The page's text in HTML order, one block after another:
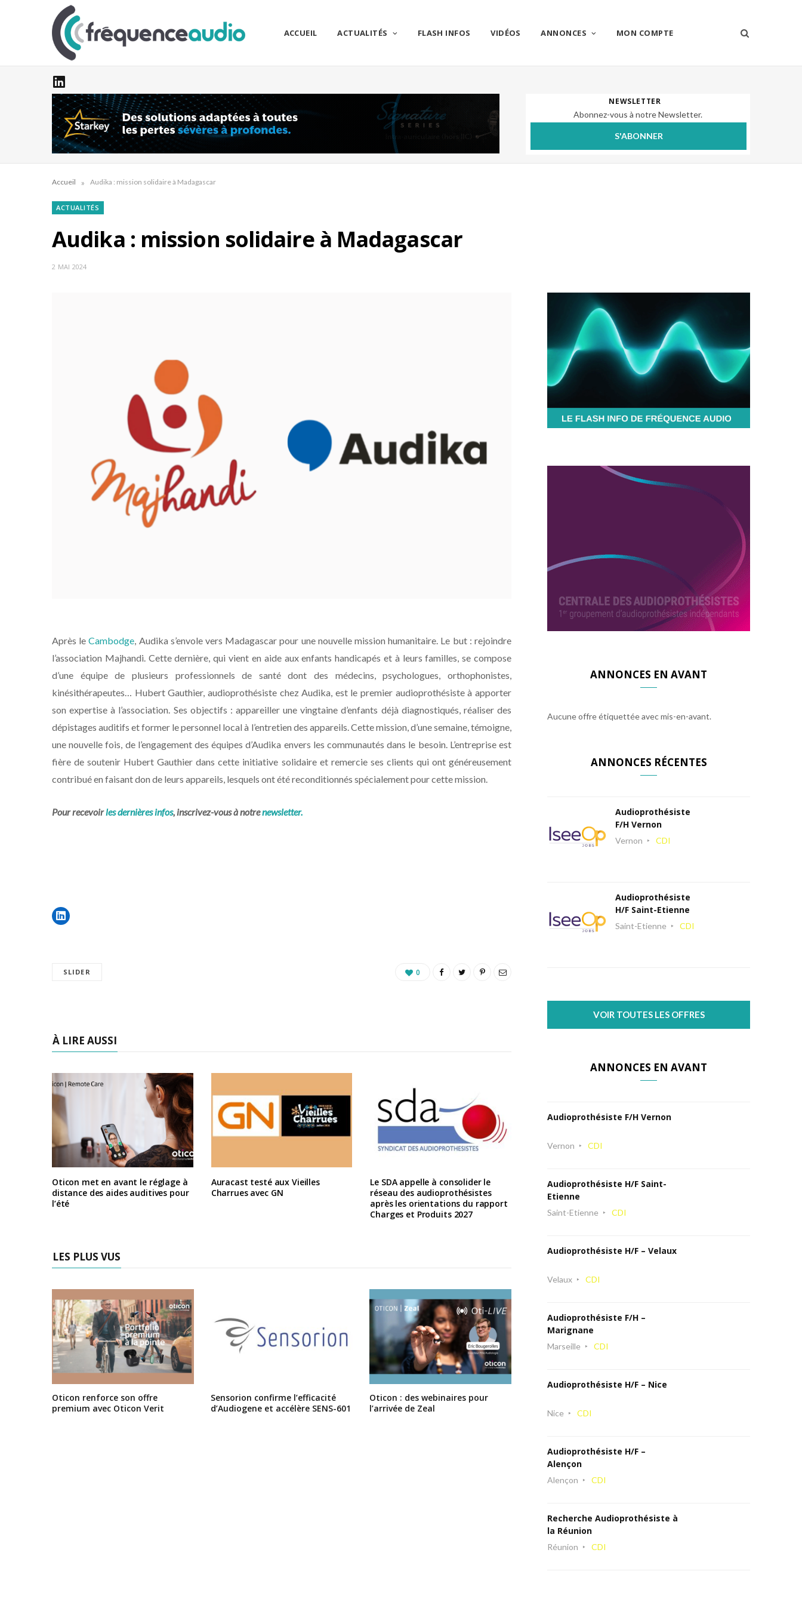
ACCUEIL ACTUALITÉS FLASH INFOS VIDÉOS ANNONCES MON COMPTE
NEWSLETTER
Abonnez-vous à notre Newsletter.
S'ABONNER
Accueil » Audika : mission solidaire à Madagascar
ACTUALITÉS
Audika : mission solidaire à Madagascar
2 MAI 2024
Après leCambodge, Audika s’envole vers Madagascar pour une nouvelle mission humanitaire. Le but : rejoindre
l’association Majhandi. Cette dernière, qui vient en aide aux enfants handicapés et à leurs familles, se compose
d’une équipe de plusieurs professionnels de santé dont des médecins, psychologues, orthophonistes,
kinésithérapeutes… Hubert Gauthier, audioprothésiste chez Audika, est le premier audioprothésiste à apporter
son expertise à l’association. Ses objectifs : appareiller une vingtaine d’enfants déjà diagnostiqués, réaliser des
dépistages auditifs et former le personnel local à l’entretien des appareils. Cette mission, d’une semaine, témoigne,
une nouvelle fois, de l’engagement des équipes d’Audika envers les communautés dans le besoin. L’entreprise est
fière de soutenir Hubert Gauthier dans cette initiative solidaire et remercie ses clients qui ont généreusement
contribué en faisant don de leurs appareils, lesquels ont été reconditionnés spécialement pour cette mission.
Pour recevoirles dernières infos, inscrivez-vous à notrenewsletter.
SLIDER 0
À LIRE AUSSI
Oticon met en avant le réglage à
distance des aides auditives pour
l’été
Auracast testé aux Vieilles
Charrues avec GN
Le SDA appelle à consolider le
réseau des audioprothésistes
après les orientations du rapport
Charges et Produits 2027
LES PLUS VUS
Oticon renforce son offre
premium avec Oticon Verit
Sensorion confirme l’efficacité
d’Audiogene et accélère SENS-601
Oticon : des webinaires pour
l’arrivée de Zeal
ANNONCES EN AVANT
Aucune offre étiquettée avec mis-en-avant.
ANNONCES RÉCENTES
Audioprothésiste
F/H Vernon
Vernon CDI
Audioprothésiste
H/F Saint-Etienne
Saint-Etienne CDI
VOIR TOUTES LES OFFRES
ANNONCES EN AVANT
Audioprothésiste F/H Vernon
Vernon CDI
Audioprothésiste H/F Saint-
Etienne
Saint-Etienne CDI
Audioprothésiste H/F – Velaux
Velaux CDI
Audioprothésiste F/H –
Marignane
Marseille CDI
Audioprothésiste H/F – Nice
Nice CDI
Audioprothésiste H/F –
Alençon
Alençon CDI
Recherche Audioprothésiste à
la Réunion
Réunion CDI